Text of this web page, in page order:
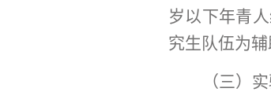
岁以下年青
究生队伍为辅
（三）